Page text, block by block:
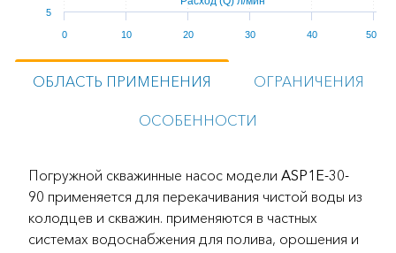
0 10 20 30 40 50
5
ОБЛАСТЬ ПРИМЕНЕНИЯ ОГРАНИЧЕНИЯ
ОСОБЕННОСТИ
Погружной скважинные насос модели ASP1Е-30-
90 применяется для перекачивания чистой воды из
колодцев и скважин. применяются в частных
системах водоснабжения для полива, орошения и